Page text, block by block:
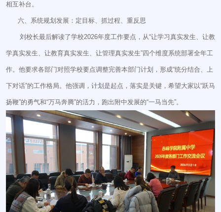
相互补台。
六、系统规划发展：定目标、抓过程、重反思
刘校长最后解读了学校2026年度工作要点，从“让学习真实发生、让教
学真实发生、让教育真实发生、让管理真实发生”四个维度系统部署全年工
作。他要求各部门对照学校要点调整完善本部门计划，形成“统分结合、上
下对话”的工作格局。他强调，计划是起点，落实是关键，希望大家以“跃马
扬鞭”的勇气和“万马奔腾”的活力，跑出附中发展的“一马当先”。